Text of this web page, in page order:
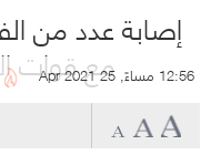
إصابة عدد من
مع قوات 12:56 مساءً, 25 Apr 2021